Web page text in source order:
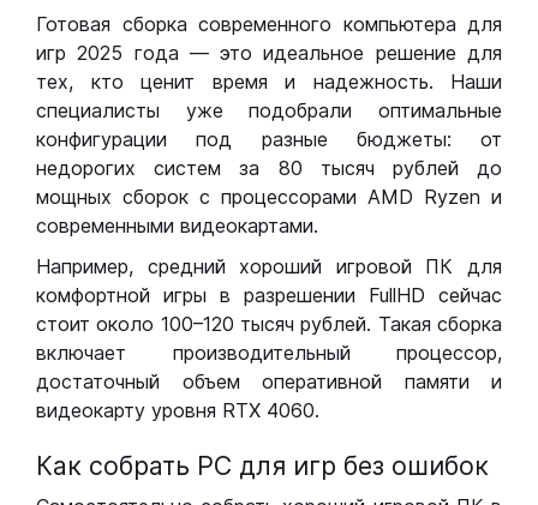
Готовая сборка современного компьютера для
игр 2025 года — это идеальное решение для
тех, кто ценит время и надежность. Наши
специалисты уже подобрали оптимальные
конфигурации под разные бюджеты: от
недорогих систем за 80 тысяч рублей до
мощных сборок с процессорами AMD Ryzen и
современными видеокартами.
Например, средний хороший игровой ПК для
комфортной игры в разрешении FullHD сейчас
стоит около 100–120 тысяч рублей. Такая сборка
включает производительный процессор,
достаточный объем оперативной памяти и
видеокарту уровня RTX 4060.
Как собрать РС для игр без ошибок